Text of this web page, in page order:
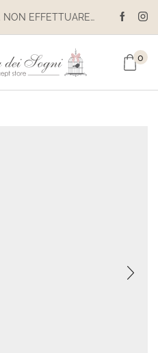
IL SITO È IN MANUTENZIONE. NON EFFETTUARE ACQUISTI. LE SPEDIZIONI SONO SOSPESE
0